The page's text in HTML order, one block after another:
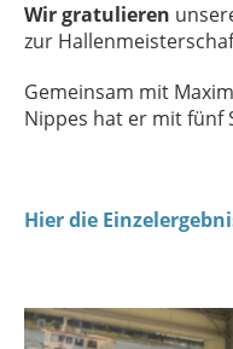
Wir gratulieren
zur
Gemeinsam mit
Nippes hat er mit fünf
Hier die